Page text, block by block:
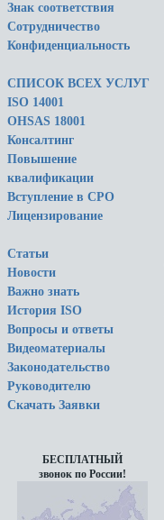
Знак соответствия
Сотрудничество
Конфиденциальность
СПИСОК ВСЕХ УСЛУГ
ISO 14001
OHSAS 18001
Консалтинг
Повышение
квалификации
Вступление в СРО
Лицензирование
Статьи
Новости
Важно знать
История ISO
Вопросы и ответы
Видеоматериалы
Законодательство
Руководителю
Скачать Заявки
БЕСПЛАТНЫЙ
звонок по России!